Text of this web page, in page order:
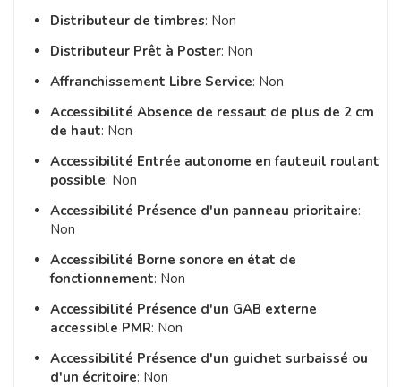
Distributeur de timbres: Non
Distributeur Prêt à Poster: Non
Affranchissement Libre Service: Non
Accessibilité Absence de ressaut de plus de 2 cm
de haut: Non
Accessibilité Entrée autonome en fauteuil roulant
possible: Non
Accessibilité Présence d'un panneau prioritaire:
Non
Accessibilité Borne sonore en état de
fonctionnement: Non
Accessibilité Présence d'un GAB externe
accessible PMR: Non
Accessibilité Présence d'un guichet surbaissé ou
d'un écritoire: Non